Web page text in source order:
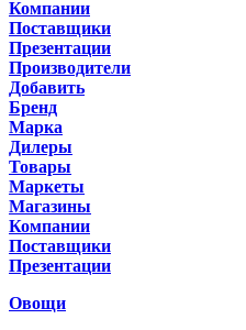
Компании
Поставщики
Презентации
Производители
Добавить
Бренд
Марка
Дилеры
Товары
Маркеты
Магазины
Компании
Поставщики
Презентации
Овощи